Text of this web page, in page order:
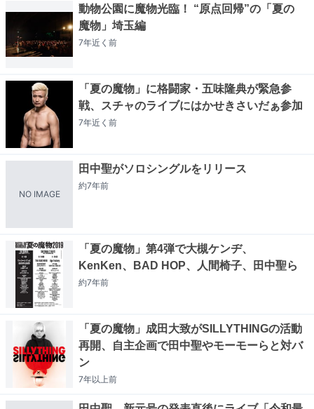
動物公園に魔物光臨！ “原点回帰”の「夏の
魔物」埼玉編
7年近く 前
「夏の魔物」に格闘家・五味隆典が緊急参
戦、スチャのライブにはかせきさいだぁ参加
7年近く 前
NO IMAGE
田中聖がソロシングルをリリース
約7年前
「夏の魔物」第4弾で大槻ケンヂ、
KenKen、BAD HOP、人間椅子、田中聖ら
約7年前
「夏の魔物」成田大致がSILLYTHINGの活動
再開、自主企画で田中聖やモーモーらと対バ
ン
7年以上前